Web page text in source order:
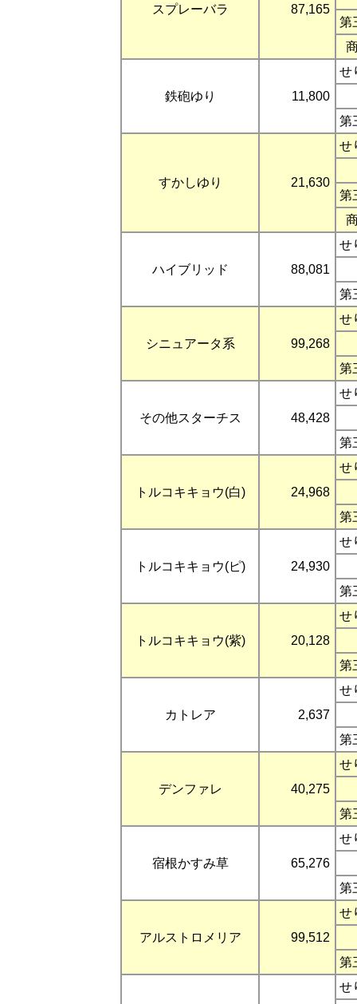
スプレーバラ 87,165
第
鉄砲ゆり 11,800
せ
第
すかしゆり 21,630
せ
第
ハイブリッド 88,081
せ
第
シニュアータ系 99,268
せ
第
その他スターチス 48,428
せ
第
トルコキキョウ(白) 24,968
せ
第
トルコキキョウ(ピ) 24,930
せ
第
トルコキキョウ(紫) 20,128
せ
第
カトレア 2,637
せ
第
デンファレ 40,275
せ
第
宿根かすみ草 65,276
せ
第
アルストロメリア 99,512
せ
第
せ